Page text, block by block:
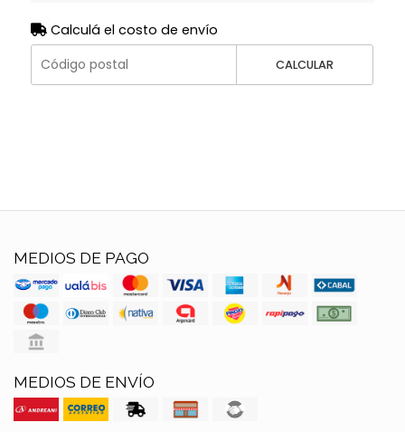
Calculá el costo de envío
CALCULAR
MEDIOS DE PAGO
MEDIOS DE ENVÍO